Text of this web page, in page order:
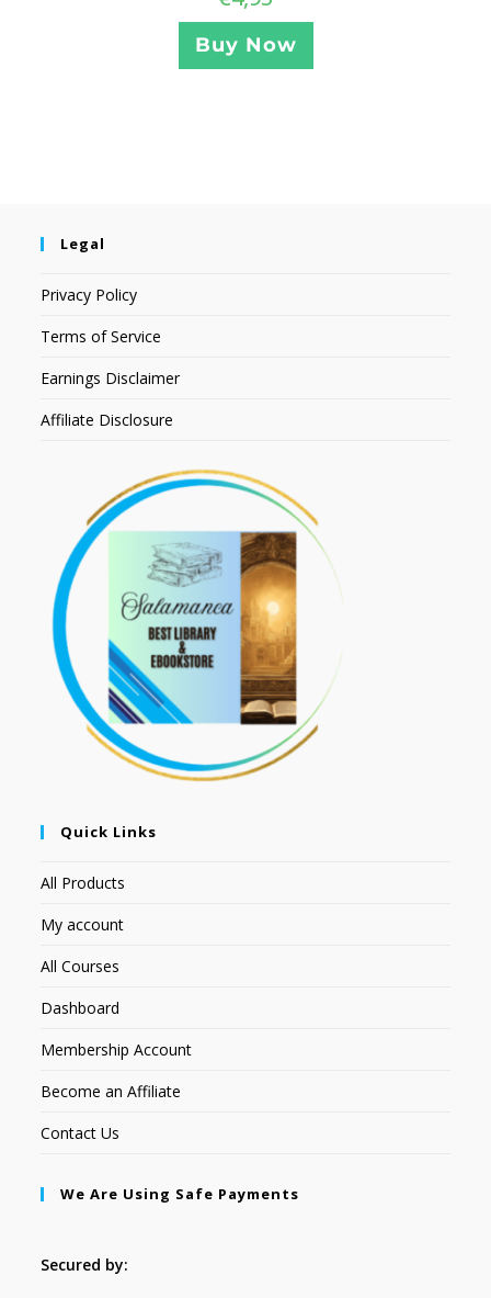
Buy Now
Legal
Privacy Policy
Terms of Service
Earnings Disclaimer
Affiliate Disclosure
Quick Links
All Products
My account
All Courses
Dashboard
Membership Account
Become an Affiliate
Contact Us
We Are Using Safe Payments
Secured by: